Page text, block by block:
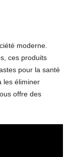
moderne.
ces produits
pour la santé
les éliminer
offre des